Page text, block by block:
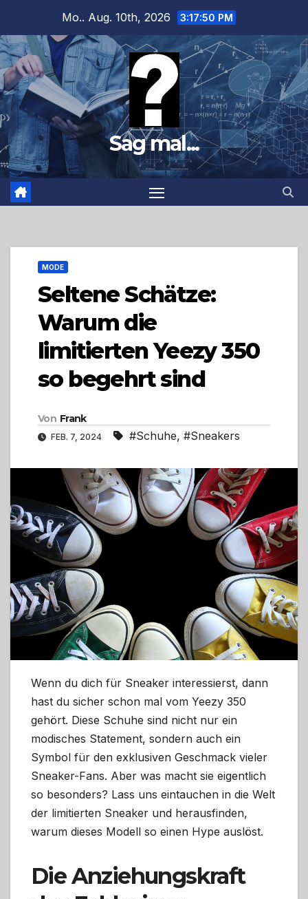
springen
Mo.. Aug. 10th, 2026 3:17:51 PM
Sag mal...
MODE
Seltene Schätze:
Warum die
limitierten Yeezy 350
so begehrt sind
Von Frank
FEB. 7, 2024 #Schuhe, #Sneakers
Wenn du dich für Sneaker interessierst, dann
hast du sicher schon mal vom Yeezy 350
gehört. Diese Schuhe sind nicht nur ein
modisches Statement, sondern auch ein
Symbol für den exklusiven Geschmack vieler
Sneaker-Fans. Aber was macht sie eigentlich
so besonders? Lass uns eintauchen in die Welt
der limitierten Sneaker und herausfinden,
warum dieses Modell so einen Hype auslöst.
Die Anziehungskraft